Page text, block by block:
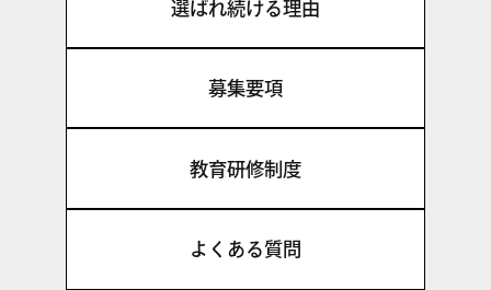
選ばれ続ける理由
募集要項
教育研修制度
よくある質問